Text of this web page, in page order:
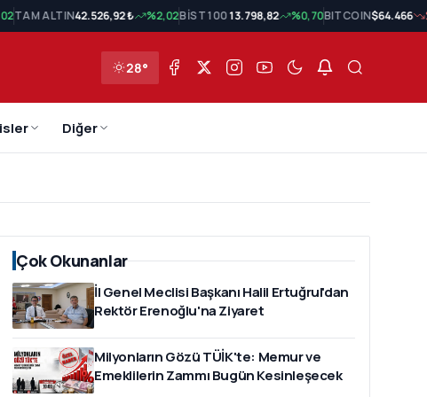
TAM ALTIN42.526,92 ₺ %2,02BİST 10013.798,82 %0,70BITCOIN$64.466
28°
Diğer
Çok Okunanlar
İl Genel Meclisi Başkanı Halil Ertuğrul'dan
Rektör Erenoğlu'na Ziyaret
Milyonların Gözü TÜİK'te: Memur ve
Emeklilerin Zammı Bugün Kesinleşecek